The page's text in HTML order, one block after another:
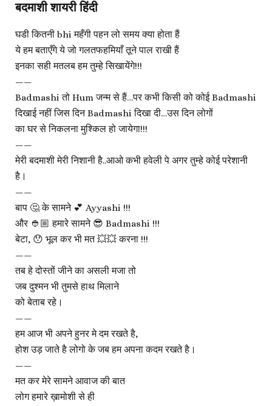
बदमाशी शायरी हिंदी
घडी कितनी bhi महँगी पहन लो समय क्या होता हैं
ये हम बताएँगे ये जो गलतफहमियाँ तूने पाल राखी हैं
इनका सही मतलब हम तुम्हे सिखायेंगे!!!
——
Badmashi तो Hum जन्म से हैं…पर कभी किसी को कोई Badmashi
दिखाई नहीं जिस दिन Badmashi दिखा दी…उस दिन लोगों
का घर से निकलना मुश्किल हो जायेगा!!!
——
मेरी बदमाशी मेरी निशानी है..आओ कभी हवेली पे अगर तुम्हे कोई परेशानी
है।
——
बाप 🤔 के सामने 💕 Ayyashi !!!
और 👲🏼 हमारे सामने 😎 Badmashi !!!
बेटा, 😯 भूल कर भी मत 💥💥 करना !!!
——
तब हे दोस्तों जीने का असली मजा तो
जब दुश्मन भी तुमसे हाथ मिलाने
को बेताब रहे।
——
हम आज भी अपने हुनर मे दम रखते है,
होश उड़ जाते है लोगो के जब हम अपना कदम रखते है।
——
मत कर मेरे सामने आवाज की बात
लोग हमारे ख़ामोशी से ही